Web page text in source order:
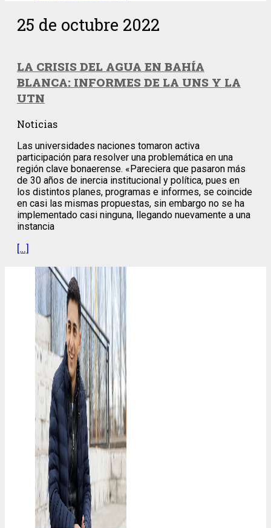
25 de octubre 2022
LA CRISIS DEL AGUA EN BAHÍA
BLANCA: INFORMES DE LA UNS Y LA
UTN
Noticias
Las universidades naciones tomaron activa
participación para resolver una problemática en una
región clave bonaerense. «Pareciera que pasaron más
de 30 años de inercia institucional y política, pues en
los distintos planes, programas e informes, se coincide
en casi las mismas propuestas, sin embargo no se ha
implementado casi ninguna, llegando nuevamente a una
instancia
[…]